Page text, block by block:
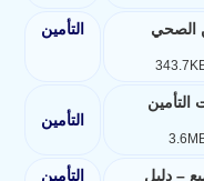
الصحي
التأمين
التأمين
– دليل
التأمين